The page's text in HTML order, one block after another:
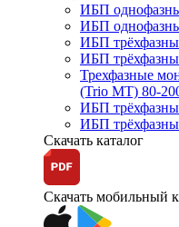
ИБП
ИБП
ИБП
ИБП
Трехфазные
(Trio MT) 80-
ИБП
ИБП
Скачать каталог
Скачать мобильный